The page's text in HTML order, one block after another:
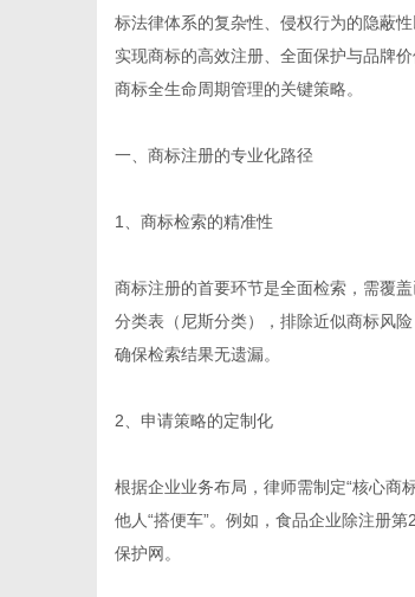
标法律体系的复杂性、侵权行为的隐蔽
实现商标的高效注册、全面保护与品牌
商标全生命周期管理的关键策略。
一、商标注册的专业化路径
1、商标检索的精准性
商标注册的首要环节是全面检索，需覆
分类表（尼斯分类），排除近似商标风
确保检索结果无遗漏。
2、申请策略的定制化
根据企业业务布局，律师需制定“核心商
他人“搭便车”。例如，食品企业除注册
保护网。